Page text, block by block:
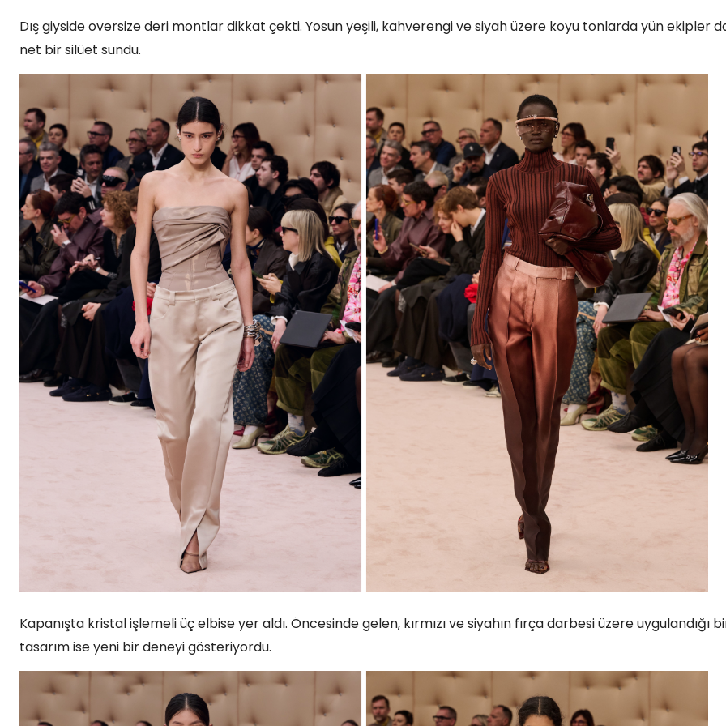
Dış giyside oversize deri montlar dikkat çekti. Yosun yeşili, kahverengi ve siyah üzere koyu tonlarda yün ekipler
net bir silüet sundu.
Kapanışta kristal işlemeli üç elbise yer aldı. Öncesinde gelen, kırmızı ve siyahın fırça darbesi üzere uygulandığı
tasarım ise yeni bir deneyi gösteriyordu.